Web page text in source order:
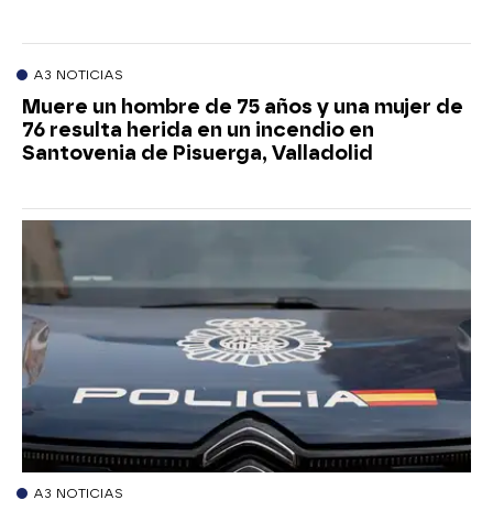
A3 NOTICIAS
Muere un hombre de 75 años y una mujer de
76 resulta herida en un incendio en
Santovenia de Pisuerga, Valladolid
A3 NOTICIAS